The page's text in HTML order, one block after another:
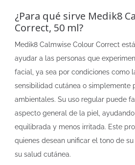
¿Para qué sirve Medik8
Correct, 50 ml?
Medik8 Calmwise Colour Correct
ayudar a las personas que
facial, ya sea por condiciones como
sensibilidad cutánea o simplemente
ambientales. Su uso regular puede
aspecto general de la piel,
equilibrada y menos irritada. Este
quienes desean unificar el tono de
su salud cutánea.